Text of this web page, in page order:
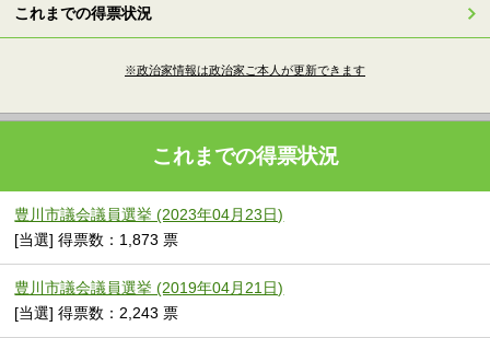
これまでの得票状況
※政治家情報は政治家ご本人が更新できます
これまでの得票状況
豊川市議会議員選挙 (2023年04月23日)
[当選] 得票数：1,873 票
豊川市議会議員選挙 (2019年04月21日)
[当選] 得票数：2,243 票